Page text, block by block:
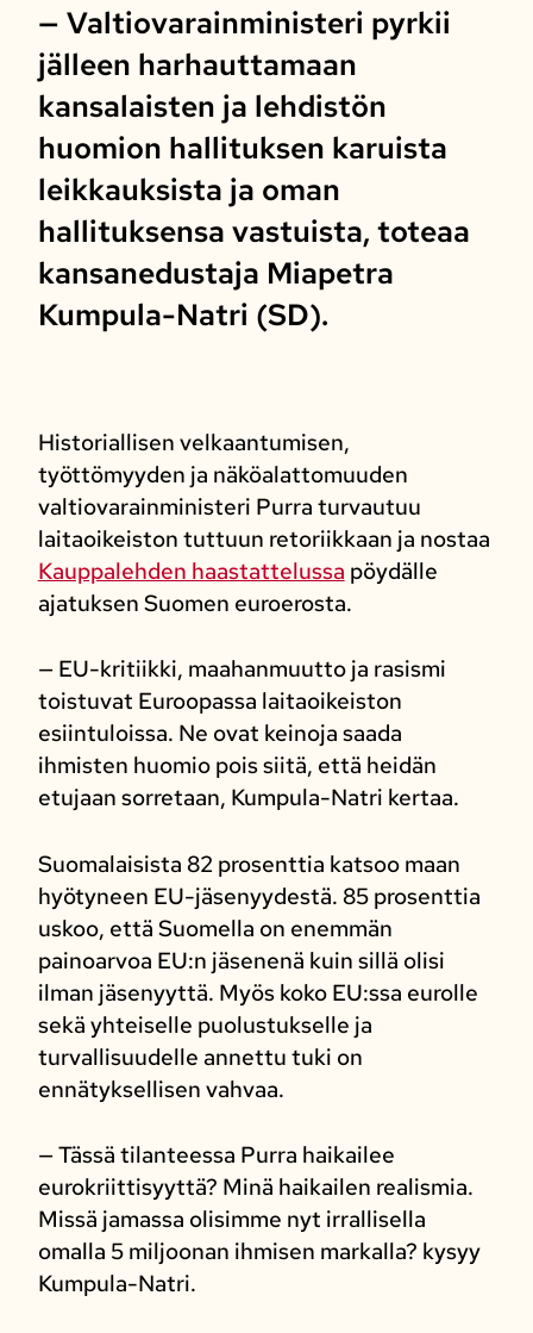
— Valtiovarainministeri pyrkii
jälleen harhauttamaan
kansalaisten ja lehdistön
huomion hallituksen karuista
leikkauksista ja oman
hallituksensa vastuista, toteaa
kansanedustaja Miapetra
Kumpula-Natri (SD).
Historiallisen velkaantumisen,
työttömyyden ja näköalattomuuden
valtiovarainministeri Purra turvautuu
laitaoikeiston tuttuun retoriikkaan ja nostaa
Kauppalehden haastattelussa pöydälle
ajatuksen Suomen euroerosta.
— EU-kritiikki, maahanmuutto ja rasismi
toistuvat Euroopassa laitaoikeiston
esiintuloissa. Ne ovat keinoja saada
ihmisten huomio pois siitä, että heidän
etujaan sorretaan, Kumpula-Natri kertaa.
Suomalaisista 82 prosenttia katsoo maan
hyötyneen EU-jäsenyydestä. 85 prosenttia
uskoo, että Suomella on enemmän
painoarvoa EU:n jäsenenä kuin sillä olisi
ilman jäsenyyttä. Myös koko EU:ssa eurolle
sekä yhteiselle puolustukselle ja
turvallisuudelle annettu tuki on
ennätyksellisen vahvaa.
— Tässä tilanteessa Purra haikailee
eurokriittisyyttä? Minä haikailen realismia.
Missä jamassa olisimme nyt irrallisella
omalla 5 miljoonan ihmisen markalla? kysyy
Kumpula-Natri.